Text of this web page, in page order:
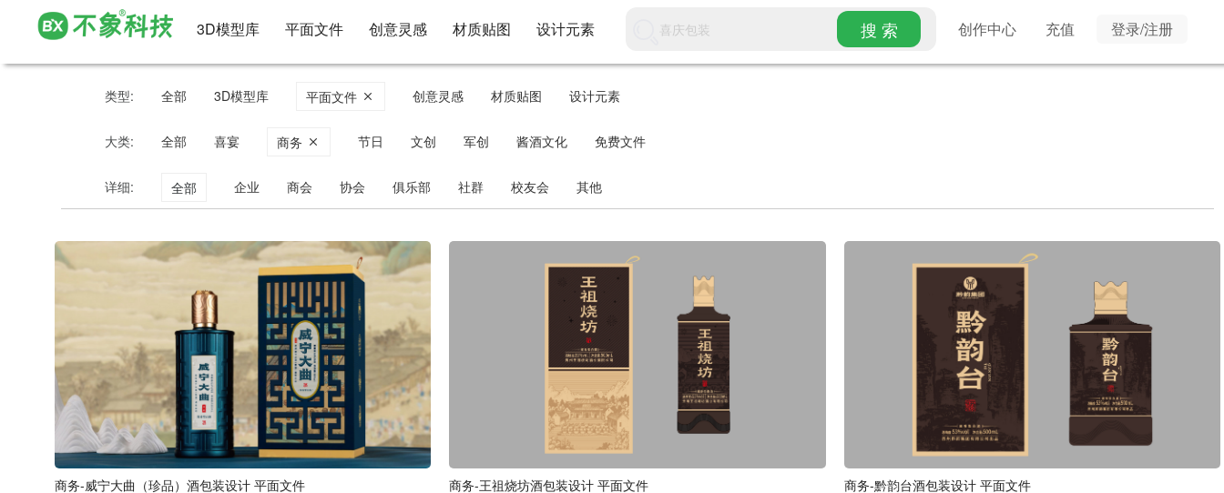
3D模型库 平面文件 创意灵感 材质贴图 设计元素 搜 索 创作中心 充值 登录/注册
类型: 全部 3D模型库 平面文件 创意灵感 材质贴图 设计元素
大类: 全部 喜宴 商务 节日 文创 军创 酱酒文化 免费文件
详细: 全部 企业 商会 协会 俱乐部 社群 校友会 其他
商务-威宁大曲（珍品）酒包装设计 平面文件 商务-王祖烧坊酒包装设计 平面文件 商务-黔韵台酒包装设计 平面文件